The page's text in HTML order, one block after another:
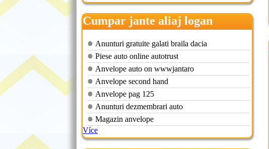
Cumpar jante aliaj logan
Anunturi gratuite galati braila dacia
Piese auto online autotrust
Anvelope auto on wwwjantaro
Anvelope second hand
Anvelope pag 125
Anunturi dezmembrari auto
Magazin anvelope
Více